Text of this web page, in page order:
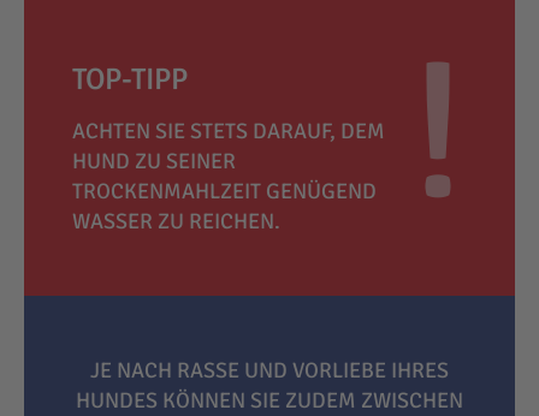
TOP-TIPP
ACHTEN SIE STETS DARAUF, DEM
HUND ZU SEINER
TROCKENMAHLZEIT GENÜGEND
WASSER ZU REICHEN.
JE NACH RASSE UND VORLIEBE IHRES
HUNDES KÖNNEN SIE ZUDEM ZWISCHEN